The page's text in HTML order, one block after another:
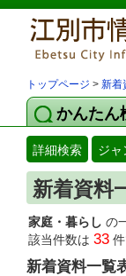
トップページ > 新着
かんたん
詳細検索 ジャ
新着資料
家庭・暮らし の
該当件数は 33 件
新着資料一覧